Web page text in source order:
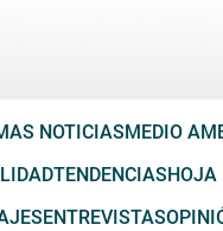
NOTICIAS MEDIO
TENDENCIAS HOJA
ENTREVISTAS